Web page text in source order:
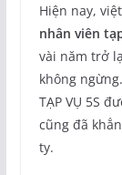
Hiện nay,
nhân viên
vài năm trở
không ngừng.
TẠP VỤ 5S
cũng đã
ty.